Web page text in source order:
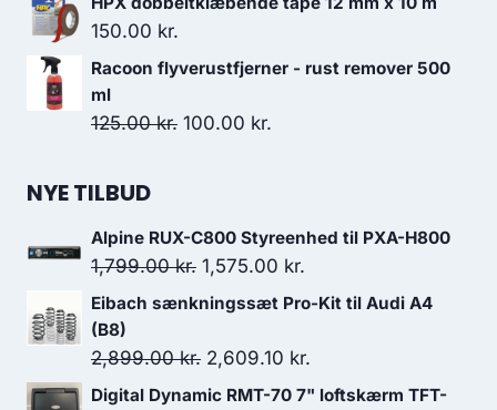
150.00 kr.
Racoon flyverustfjerner - rust remover 500
ml
125.00kr. Den
125.00 kr..
100.00 kr.
100.00 kr..
NYE TILBUD
Alpine RUX-C800 Styreenhed til PXA-H800
1,799.00kr. Den
oprindelige
var:
1,799.00 kr..
1,575.00 kr.
aktuelle
er:
1,575.00 kr..
Eibach sænkningssæt Pro-Kit til Audi A4
(B8)
2,899.00kr. Den
oprindelige
2,609.10 kr.
aktuelle
Digital Dynamic RMT-70 7" loftskærm TFT-